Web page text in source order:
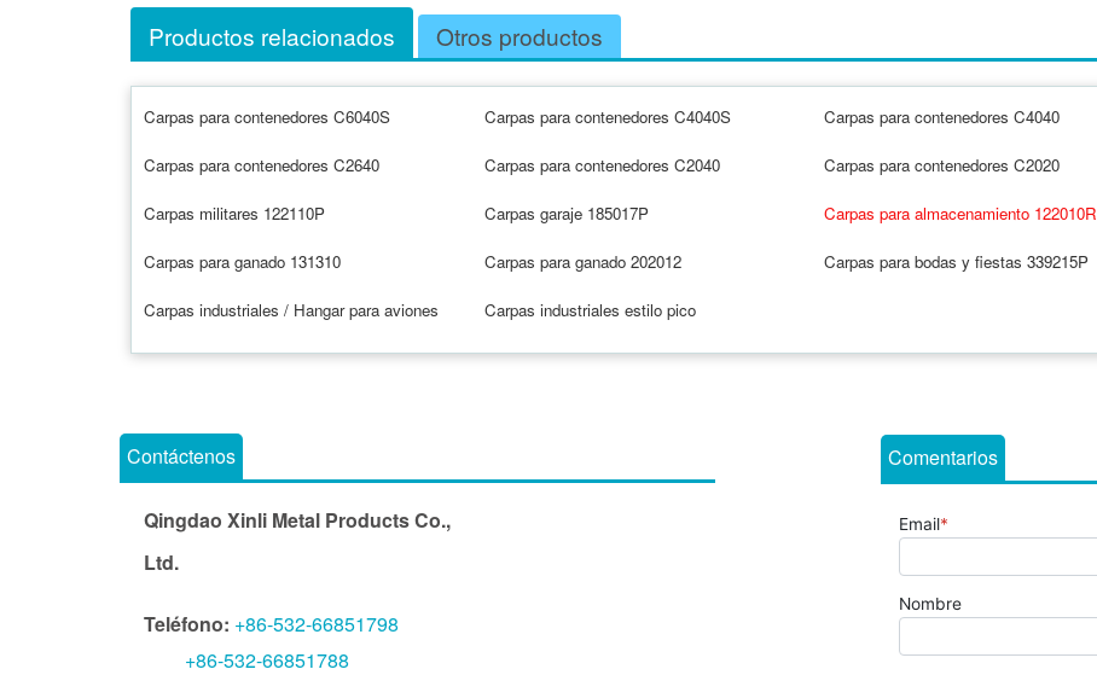
Productos relacionados Otros productos
Carpas para contenedores C6040S Carpas para contenedores C4040S Carpas para contenedores C4040
Carpas para contenedores C2640 Carpas para contenedores C2040 Carpas para contenedores C2020
Carpas militares 122110P Carpas garaje 185017P Carpas para almacenamiento 122010R
Carpas para ganado 131310 Carpas para ganado 202012 Carpas para bodas y fiestas 339215P
Carpas industriales / Hangar para aviones
Carpas industriales estilo pico
Comentarios
Contáctenos
Qingdao Xinli Metal Products Co.,
Ltd.
Teléfono: +86-532-66851798
+86-532-66851788